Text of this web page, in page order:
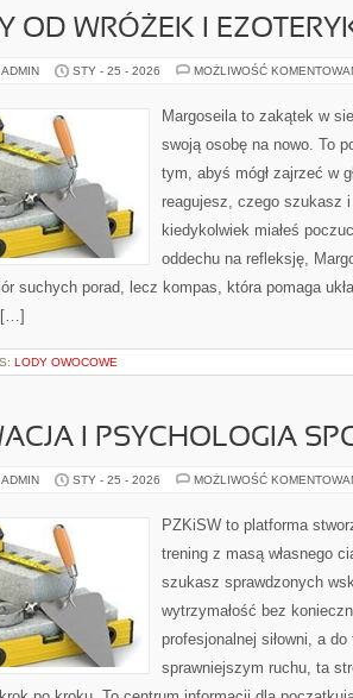
OD WRÓŻEK I
STY - 25 - 2026 MOŻLIWOŚĆ
Margoseila to zakątek w
swoją osobę na nowo. To
tym, abyś mógł zajrzeć w
reagujesz, czego szukasz
kiedykolwiek miałeś
oddechu na refleksję,
suchych porad, lecz kompas, która pomaga
[…]
LODY OWOCOWE
I PSYCHOLOGIA
STY - 25 - 2026 MOŻLIWOŚĆ
PZKiSW to platforma
trening z masą własnego
szukasz sprawdzonych
wytrzymałość bez
profesjonalnej siłowni, a
sprawniejszym ruchu, ta